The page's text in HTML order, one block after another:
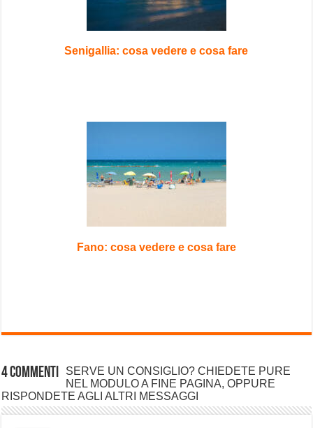
Senigallia: cosa vedere e cosa fare
Fano: cosa vedere e cosa fare
4 commenti
SERVE UN CONSIGLIO? CHIEDETE PURE
NEL MODULO A FINE PAGINA, OPPURE
RISPONDETE AGLI ALTRI MESSAGGI